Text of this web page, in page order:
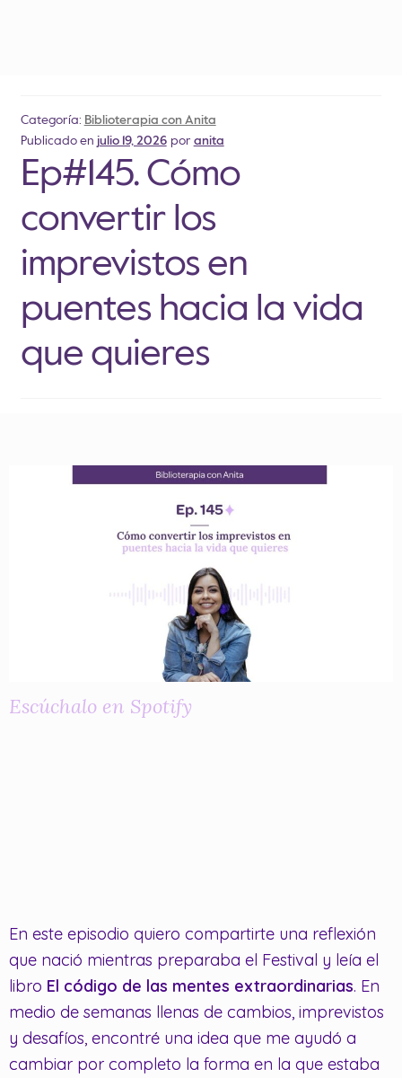
Categoría: Biblioterapia con Anita
Publicado en julio 19, 2026 por anita
Ep#145. Cómo
convertir los
imprevistos en
puentes hacia la vida
que quieres
Escúchalo en Spotify
En este episodio quiero compartirte una reflexión
que nació mientras preparaba el Festival y leía el
libro El código de las mentes extraordinarias. En
medio de semanas llenas de cambios, imprevistos
y desafíos, encontré una idea que me ayudó a
cambiar por completo la forma en la que estaba